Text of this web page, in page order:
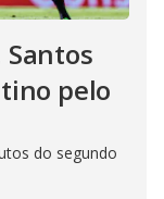
pelo
do segundo